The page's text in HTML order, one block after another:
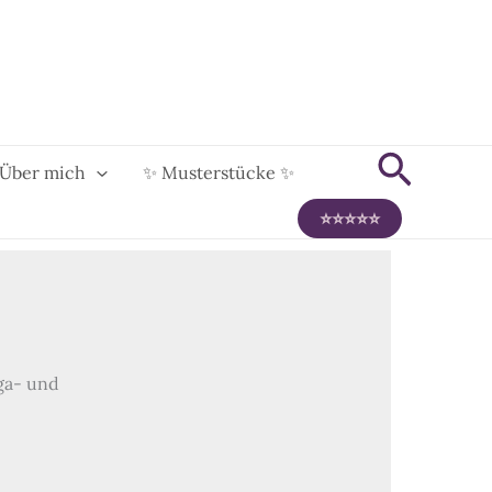
Über mich ✨ Musterstücke ✨
⭐️⭐️⭐️⭐️⭐️
und